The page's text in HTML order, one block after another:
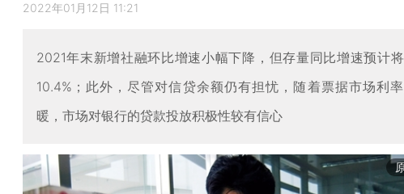
2022年01月12日 11:21
2021年末新增社融环比增速小幅下降，但存量同比增速预计
10.4%；此外，尽管对信贷余额仍有担忧，随着票据市场利
暖，市场对银行的贷款投放积极性较有信心